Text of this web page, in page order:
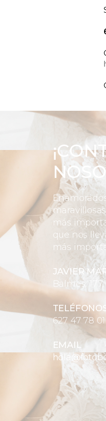
más
que nos
más
JAVIER
Balmes, 177,
627 47 78 01
EMAIL